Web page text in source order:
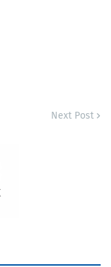
Next Post